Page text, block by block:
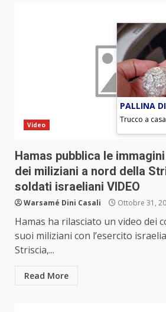
Video
Hamas pubblica le
dei miliziani a nord della
soldati israeliani VIDEO
Warsamé Dini Casali Ottobre 31,
Hamas ha rilasciato un video dei
suoi miliziani con l’esercito
Striscia,...
Read More
PALLINA
Trucco a casa